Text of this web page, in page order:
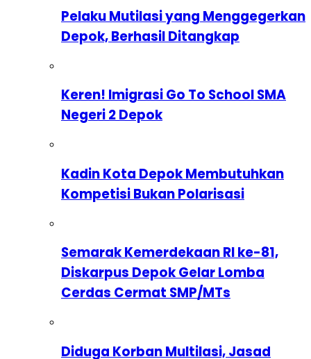
Pelaku Mutilasi yang Menggegerkan
Depok, Berhasil Ditangkap
Keren! Imigrasi Go To School SMA
Negeri 2 Depok
Kadin Kota Depok Membutuhkan
Kompetisi Bukan Polarisasi
Semarak Kemerdekaan RI ke-81,
Diskarpus Depok Gelar Lomba
Cerdas Cermat SMP/MTs
Diduga Korban Multilasi, Jasad